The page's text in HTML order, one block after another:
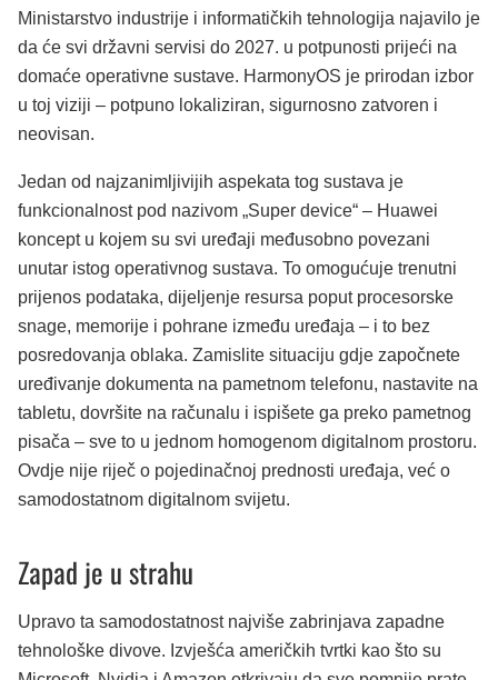
Ministarstvo industrije i informatičkih tehnologija najavilo je
da će svi državni servisi do 2027. u potpunosti prijeći na
domaće operativne sustave. HarmonyOS je prirodan izbor
u toj viziji – potpuno lokaliziran, sigurnosno zatvoren i
neovisan.
Jedan od najzanimljivijih aspekata tog sustava je
funkcionalnost pod nazivom „Super device“ – Huawei
koncept u kojem su svi uređaji međusobno povezani
unutar istog operativnog sustava. To omogućuje trenutni
prijenos podataka, dijeljenje resursa poput procesorske
snage, memorije i pohrane između uređaja – i to bez
posredovanja oblaka. Zamislite situaciju gdje započnete
uređivanje dokumenta na pametnom telefonu, nastavite na
tabletu, dovršite na računalu i ispišete ga preko pametnog
pisača – sve to u jednom homogenom digitalnom prostoru.
Ovdje nije riječ o pojedinačnoj prednosti uređaja, već o
samodostatnom digitalnom svijetu.
Zapad je u strahu
Upravo ta samodostatnost najviše zabrinjava zapadne
tehnološke divove. Izvješća američkih tvrtki kao što su